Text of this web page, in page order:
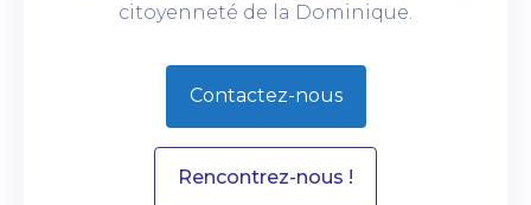
citoyenneté de la Dominique.
Contactez-nous
Rencontrez-nous !